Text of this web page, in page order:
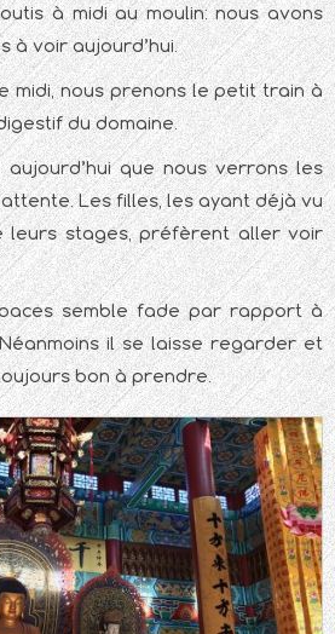
à midi au moulin: nous avons
à voir aujourd’hui.
midi, nous prenons le petit train à
du domaine.
que nous verrons les
Les filles, les ayant déjà vu
leurs stages, préfèrent aller voir
semble fade par rapport à
il se laisse regarder et
bon à prendre.